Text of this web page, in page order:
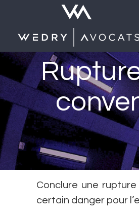
Conclure une
certain danger pour